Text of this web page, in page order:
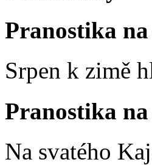
Pranostika
Srpen k zimě
Pranostika
Na svatého